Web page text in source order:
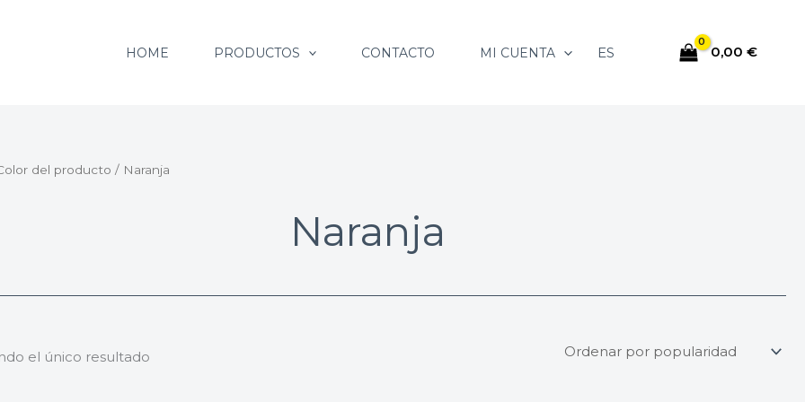
HOME PRODUCTOS CONTACTO MI CUENTA ES 0,00€
del producto / Naranja
Naranja
el único resultado